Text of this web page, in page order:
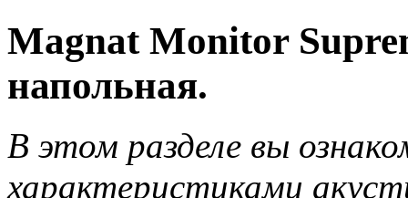
Magnat Monitor
напольная.
В этом разделе вы
характеристиками